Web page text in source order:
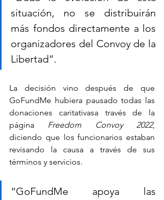
situación, no se distribuirán
más fondos directamente a los
organizadores del Convoy de la
Libertad”.
La decisión vino después de que
GoFundMe hubiera pausado todas las
donaciones caritativasa través de la
página Freedom Convoy 2022,
diciendo que los funcionarios estaban
revisando la causa a través de sus
términos y servicios.
“GoFundMe apoya las